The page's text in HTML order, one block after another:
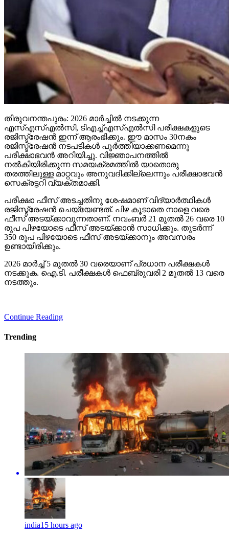
തിരുവനന്തപുരം: 2026 മാര്‍ച്ചില്‍ നടക്കുന്ന
എസ്എസ്എല്‍സി, ടിഎച്ച്എസ്എല്‍സി പരീക്ഷകളുടെ
രജിസ്ട്രേഷന്‍ ഇന്ന് ആരംഭിക്കും. ഈ മാസം 30നകം
രജിസ്ട്രേഷന്‍ നടപടികള്‍ പൂര്‍ത്തിയാക്കണമെന്നു
പരീക്ഷാഭവന്‍ അറിയിച്ചു. വിജ്ഞാപനത്തില്‍
നല്‍കിയിരിക്കുന്ന സമയക്രമത്തില്‍ യാതൊരു
തരത്തിലുള്ള മാറ്റവും അനുവദിക്കില്ലെന്നും പരീക്ഷാഭവന്‍
പരീക്ഷാ ഫീസ് അടച്ചതിനു ശേഷമാണ് വിദ്യാര്‍ത്ഥികള്‍
രജിസ്ട്രേഷന്‍ ചെയ്യേണ്ടത്. പിഴ കൂടാതെ നാളെ വരെ
ഫീസ് അടയ്ക്കാവുന്നതാണ്. നവംബര്‍ 21 മുതല്‍ 26 വരെ 10
രൂപ പിഴയോടെ ഫീസ് അടയ്ക്കാന്‍ സാധിക്കും. തുടര്‍ന്ന്
350 രൂപ പിഴയോടെ ഫീസ് അടയ്ക്കാനും അവസരം
ഉണ്ടായിരിക്കും.
നടക്കുക. ഐ.ടി. പരീക്ഷകള്‍ ഫെബ്രുവരി 2 മുതല്‍ 13 വരെ
നടത്തും.
Continue Reading
Trending
india
15 hours ago
മദീനയിലെ ബസ് അപകടം; മരിച്ചവരുടെ
കുടുംബങ്ങള്‍ക്ക് അഞ്ച് ലക്ഷം വീതം ധനസഹായം
നല്‍കുമെന്ന് തെലങ്കാന സര്‍ക്കാര്‍